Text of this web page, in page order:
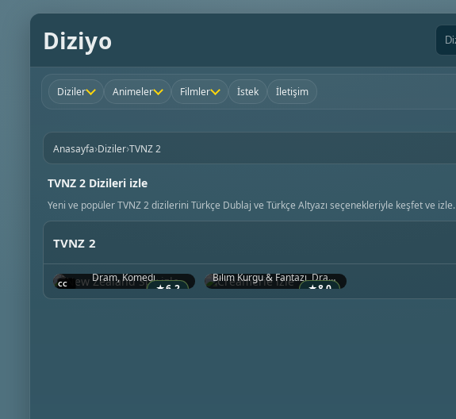
Diziyo
Diziler Animeler Filmler İstek İletişim
Anasayfa›Diziler›TVNZ 2
TVNZ 2 Dizileri izle
Yeni ve popüler TVNZ 2 dizilerini Türkçe Dublaj ve Türkçe Altyazı seçenekleriyle keşfet ve izle.
TVNZ 2
★6.2
New Zealand Spy
2026 • Yeni Zelanda
Dram, Komedi
★8.0
2021 • Yeni Zelanda
Bilim Kurgu & Fantazi, Dram, Komedi